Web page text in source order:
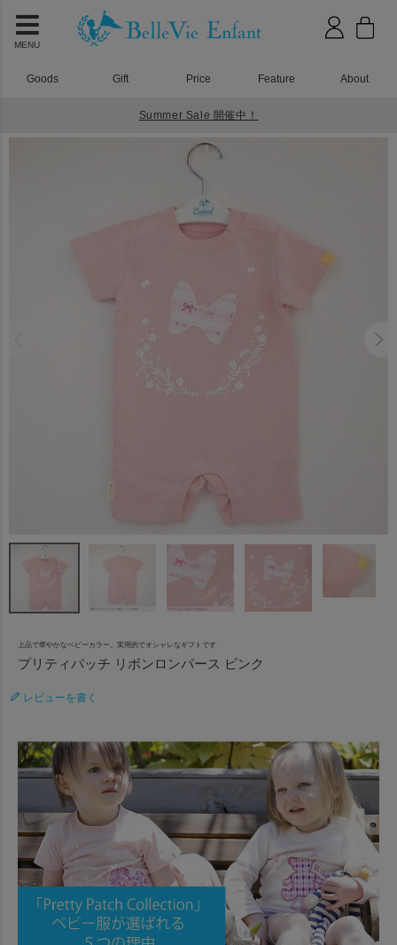
MENU
Goods Gift Price Feature About
Summer Sale 開催中！
プリティパッチ リボンロンパース ピンク
上品で華やかなベビーカラー。実用的でオシャレなギフトです
プリティパッチ リボンロンパース ピンク
レビューを書く